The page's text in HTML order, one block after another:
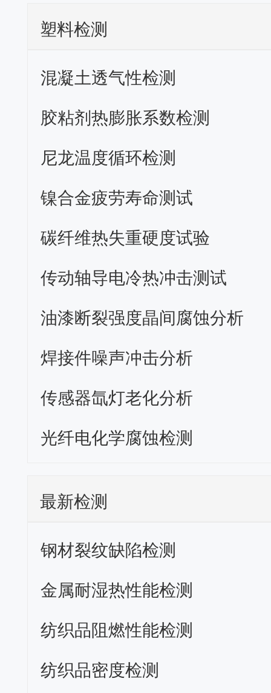
塑料检测
混凝土透气性检测
胶粘剂热膨胀系数检测
尼龙温度循环检测
镍合金疲劳寿命测试
碳纤维热失重硬度试验
传动轴导电冷热冲击测试
油漆断裂强度晶间腐蚀分析
焊接件噪声冲击分析
传感器氙灯老化分析
光纤电化学腐蚀检测
最新检测
钢材裂纹缺陷检测
金属耐湿热性能检测
纺织品阻燃性能检测
纺织品密度检测